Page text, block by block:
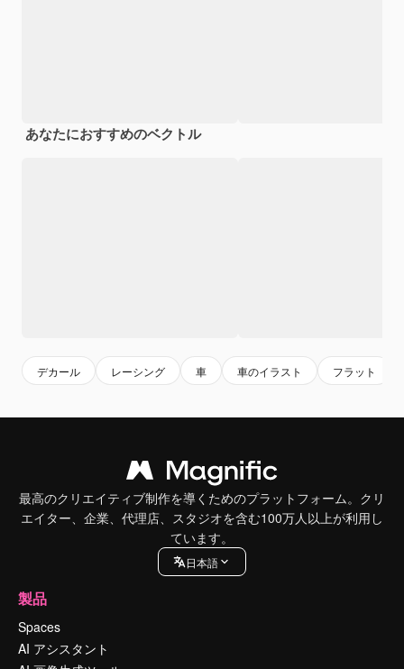
あなたにおすすめのベクトル
デカール レーシング 車 車のイラスト フラット
最高のクリエイティブ制作を導くためのプラットフォーム。クリ
エイター、企業、代理店、スタジオを含む100万人以上が利用し
ています。
日本語
製品
Spaces
AI アシスタント